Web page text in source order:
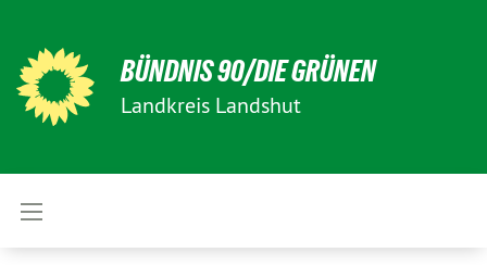
BÜNDNIS 90/DIE GRÜNEN
Landkreis Landshut